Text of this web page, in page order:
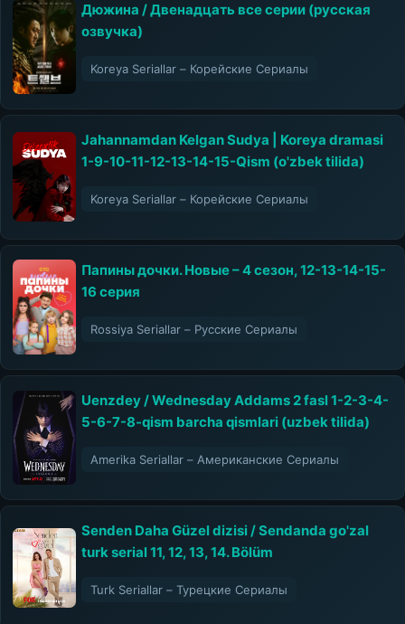
Дюжина / Двенадцать все серии (русская
озвучка)
Koreya Seriallar – Корейские Сериалы
Jahannamdan Kelgan Sudya | Koreya dramasi
1-9-10-11-12-13-14-15-Qism (o'zbek tilida)
Koreya Seriallar – Корейские Сериалы
Папины дочки. Новые – 4 сезон, 12-13-14-15-
16 серия
Rossiya Seriallar – Русские Сериалы
Uenzdey / Wednesday Addams 2 fasl 1-2-3-4-
5-6-7-8-qism barcha qismlari (uzbek tilida)
Amerika Seriallar – Американские Сериалы
Senden Daha Güzel dizisi / Sendanda go'zal
turk serial 11, 12, 13, 14. Bölüm
Turk Seriallar – Турецкие Сериалы